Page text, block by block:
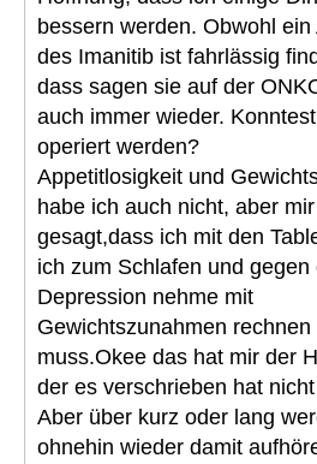
bessern werden. Obwohl ein
des Imanitib ist fahrlässig
dass sagen sie auf der
auch immer wieder.
operiert werden?
Appetitlosigkeit und
habe ich auch nicht, aber
gesagt,dass ich mit den
ich zum Schlafen und gegen
Depression nehme mit
Gewichtszunahmen rechnen
muss.Okee das hat mir der
der es verschrieben hat
Aber über kurz oder lang
ohnehin wieder damit